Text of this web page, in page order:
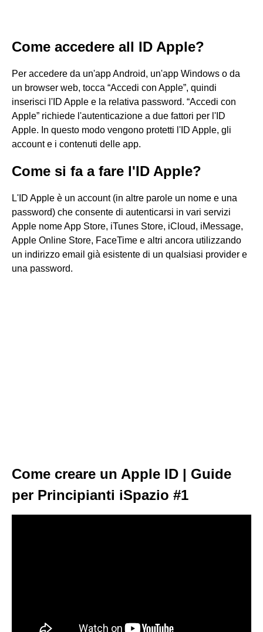
Come accedere all ID Apple?
Per accedere da un'app Android, un'app Windows o da
un browser web, tocca “Accedi con Apple”, quindi
inserisci l'ID Apple e la relativa password. “Accedi con
Apple” richiede l'autenticazione a due fattori per l'ID
Apple. In questo modo vengono protetti l'ID Apple, gli
account e i contenuti delle app.
Come si fa a fare l'ID Apple?
L'ID Apple è un account (in altre parole un nome e una
password) che consente di autenticarsi in vari servizi
Apple nome App Store, iTunes Store, iCloud, iMessage,
Apple Online Store, FaceTime e altri ancora utilizzando
un indirizzo email già esistente di un qualsiasi provider e
una password.
Come creare un Apple ID | Guide
per Principianti iSpazio #1